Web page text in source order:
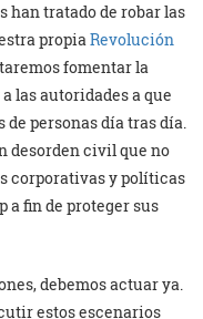
han tratado de robar las
propiaRevolución
fomentar la
las autoridades a que
personas día tras día.
desorden civil que no
corporativas y políticas
a fin de proteger sus
debemos actuar ya.
estos escenarios